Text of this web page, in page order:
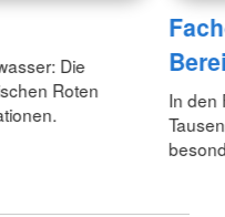
Die
Roten
In den